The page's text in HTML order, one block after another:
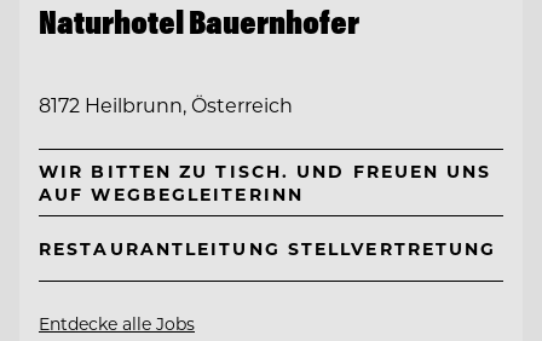
Naturhotel Bauernhofer
8172 Heilbrunn, Österreich
WIR BITTEN ZU TISCH. UND FREUEN UNS
AUF WEGBEGLEITERINN
RESTAURANTLEITUNG STELLVERTRETUNG
Entdecke alle Jobs